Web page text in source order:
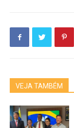
VEJA TAMBÉM